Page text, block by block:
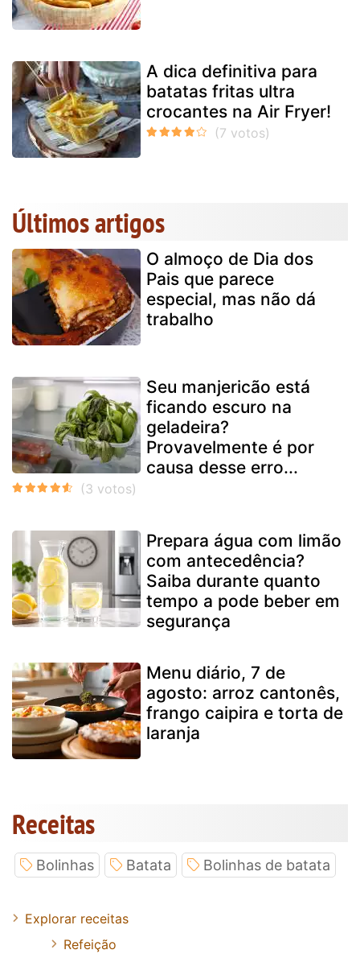
A dica definitiva para
batatas fritas ultra
crocantes na Air Fryer!
Últimos artigos
O almoço de Dia dos
Pais que parece
especial, mas não dá
trabalho
Seu manjericão está
ficando escuro na
geladeira?
Provavelmente é por
causa desse erro...
Prepara água com limão
com antecedência?
Saiba durante quanto
tempo a pode beber em
segurança
Menu diário, 7 de
agosto: arroz cantonês,
frango caipira e torta de
laranja
Receitas
Bolinhas Batata Bolinhas de batata
Explorar receitas
Refeição